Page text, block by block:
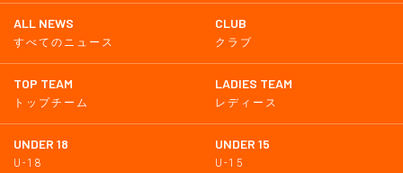
ALL NEWS
すべてのニュース
CLUB
クラブ
TOP TEAM
トップチーム
LADIES TEAM
レディース
UNDER 18
U-18
UNDER 15
U-15